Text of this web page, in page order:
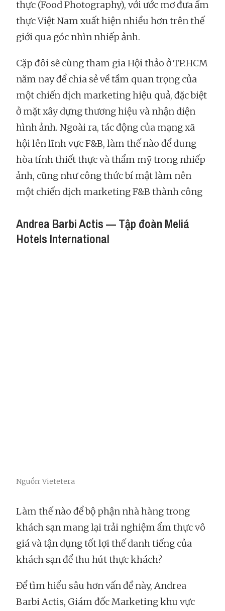
thực (Food Photography), với ước mơ đưa ẩm
thực Việt Nam xuất hiện nhiều hơn trên thế
giới qua góc nhìn nhiếp ảnh.
Cặp đôi sẽ cùng tham gia Hội thảo ở TP.HCM
năm nay để chia sẻ về tầm quan trọng của
một chiến dịch marketing hiệu quả, đặc biệt
ở mặt xây dựng thương hiệu và nhận diện
hình ảnh. Ngoài ra, tác động của mạng xã
hội lên lĩnh vực F&B, làm thế nào để dung
hòa tính thiết thực và thẩm mỹ trong nhiếp
ảnh, cũng như công thức bí mật làm nên
một chiến dịch marketing F&B thành công
Andrea Barbi Actis — Tập đoàn Meliá
Hotels International
Nguồn: Vietetera
Làm thế nào để bộ phận nhà hàng trong
khách sạn mang lại trải nghiệm ẩm thực vô
giá và tận dụng tốt lợi thế danh tiếng của
khách sạn để thu hút thực khách?
Để tìm hiểu sâu hơn vấn đề này, Andrea
Barbi Actis, Giám đốc Marketing khu vực